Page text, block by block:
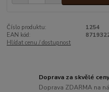
Číslo produktu:
1254
EAN kód:
Hlídat cenu / dostupnost
Doprava za skvělé
Doprava ZDARMA na